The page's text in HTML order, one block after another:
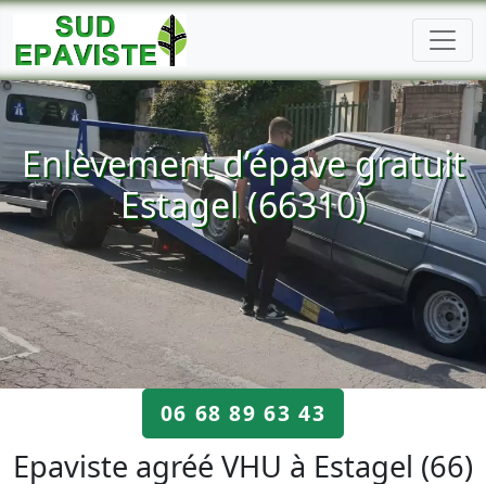
Enlèvement d’épave gratuit
Estagel (66310)
06 68 89 63 43
Epaviste agréé VHU à Estagel (66)